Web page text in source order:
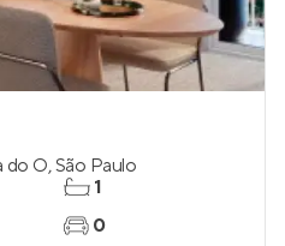
do Ó,São Paulo
1
0